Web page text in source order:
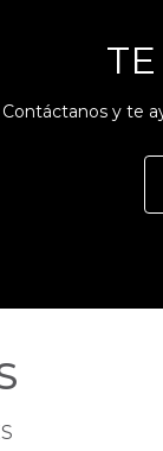
Contáctanos y te